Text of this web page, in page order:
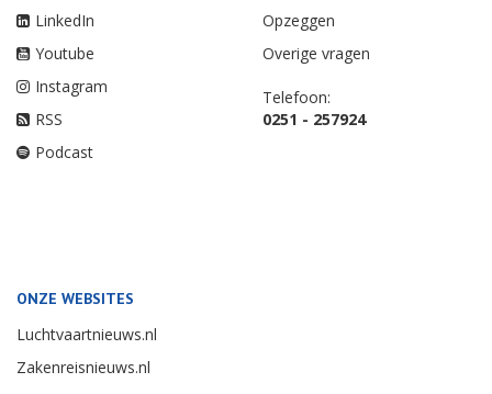
LinkedIn
Youtube
Instagram
RSS
Podcast
Opzeggen
Overige vragen
Telefoon:
0251 - 257924
ONZE WEBSITES
Luchtvaartnieuws.nl
Zakenreisnieuws.nl